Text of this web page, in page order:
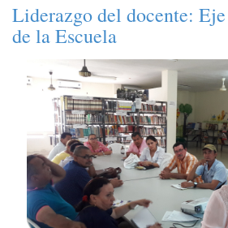
Liderazgo del docente:
de la Escuela